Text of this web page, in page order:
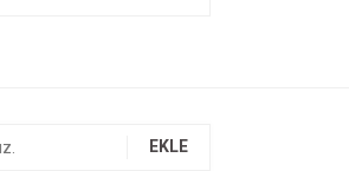
EKLE